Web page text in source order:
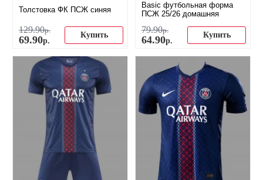
Толстовка ФК ПСЖ синяя
129.90р.
69.90р.
Купить
Basic футбольная форма
ПСЖ 25/26 домашняя
79.90р.
64.90р.
Купить